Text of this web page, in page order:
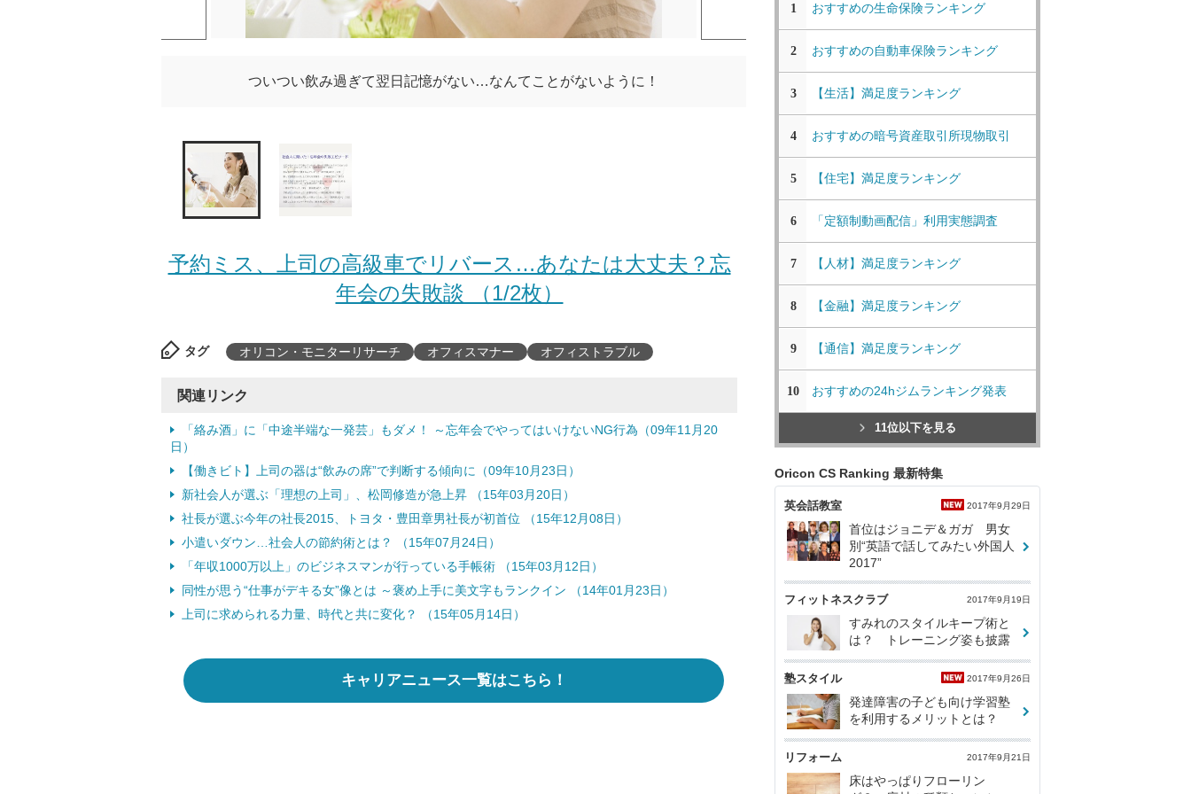
ついつい飲み過ぎて翌日記憶がない…なんてことがないように！
予約ミス、上司の高級車でリバース…あなたは大丈夫？忘
年会の失敗談 （1/2枚）
タグ オリコン・モニターリサーチ オフィスマナー オフィストラブル
関連リンク
「絡み酒」に「中途半端な一発芸」もダメ！ ～忘年会でやってはいけないNG行為（09年11月20
日）
【働きビト】上司の器は“飲みの席”で判断する傾向に（09年10月23日）
新社会人が選ぶ「理想の上司」、松岡修造が急上昇 （15年03月20日）
社長が選ぶ今年の社長2015、トヨタ・豊田章男社長が初首位 （15年12月08日）
小遣いダウン…社会人の節約術とは？ （15年07月24日）
「年収1000万以上」のビジネスマンが行っている手帳術 （15年03月12日）
同性が思う“仕事がデキる女”像とは ～褒め上手に美文字もランクイン （14年01月23日）
上司に求められる力量、時代と共に変化？ （15年05月14日）
キャリアニュース一覧はこちら！
1 おすすめの生命保険ランキング
2 おすすめの自動車保険ランキング
3 【生活】満足度ランキング
4 おすすめの暗号資産取引所現物取引
5 【住宅】満足度ランキング
6 「定額制動画配信」利用実態調査
7 【人材】満足度ランキング
8 【金融】満足度ランキング
9 【通信】満足度ランキング
10 おすすめの24hジムランキング発表
11位以下を見る
Oricon CS Ranking 最新特集
英会話教室 2017年9月29日
首位はジョニデ＆ガガ 男女
別“英語で話してみたい外国人
2017”
フィットネスクラブ 2017年9月19日
すみれのスタイルキープ術と
は？ トレーニング姿も披露
塾スタイル 2017年9月26日
発達障害の子ども向け学習塾
を利用するメリットとは？
リフォーム 2017年9月21日
床はやっぱりフローリン